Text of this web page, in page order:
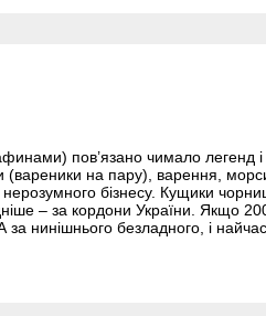
пов’язано чимало легенд
на пару), варення,
бізнесу. Кущики
– за кордони України. Якщо
за нинішнього безладного, і